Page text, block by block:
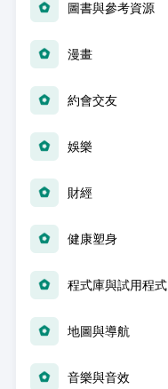
圖書與參考資源
漫畫
約會交友
娛樂
財經
健康塑身
程式庫與試用程式
地圖與導航
音樂與音效